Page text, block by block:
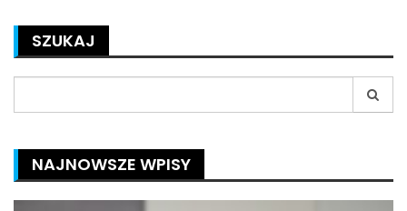
SZUKAJ
for:
NAJNOWSZE WPISY